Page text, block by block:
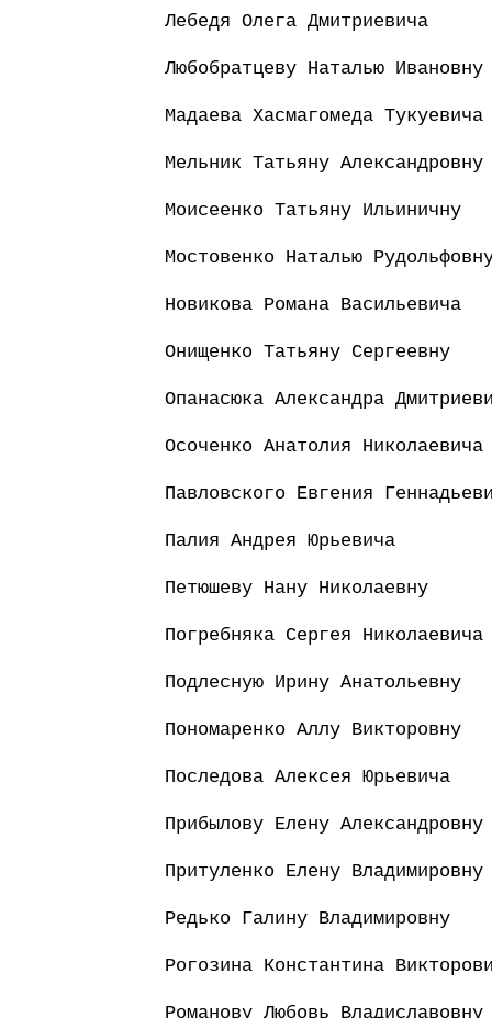
Лебедя Олега Дмитриевича
Любобратцеву Наталью Ивановну
Мадаева Хасмагомеда Тукуевича
Мельник Татьяну Александровну
Моисеенко Татьяну Ильиничну
Мостовенко Наталью
Новикова Романа Васильевича
Онищенко Татьяну Сергеевну
Опанасюка Александра
Осоченко Анатолия Николаевича
Павловского Евгения
Палия Андрея Юрьевича
Петюшеву Нану Николаевну
Погребняка Сергея Николаевича
Подлесную Ирину Анатольевну
Пономаренко Аллу Викторовну
Последова Алексея Юрьевича
Прибылову Елену Александровну
Притуленко Елену Владимировну
Редько Галину Владимировну
Рогозина Константина
Романову Любовь Владиславовну